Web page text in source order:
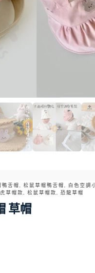
舌帽, 松鼠草帽鴨舌帽, 白色空
草帽款, 松鼠草帽款, 恐龍草帽
草帽